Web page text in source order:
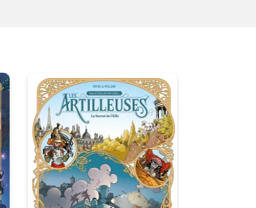
Les Artilleuses
Vol. 03/3
Date de parution :
03/11/2021
Si rien n’explose, c’est qu’elles
se sont trompées quelque part.